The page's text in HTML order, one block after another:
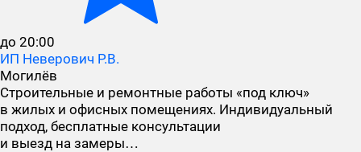
до 20:00
ИП Неверович Р.В.
Могилёв
Строительные и ремонтные работы «под ключ»
в жилых и офисных помещениях. Индивидуальный
подход, бесплатные консультации
и выезд на замеры…